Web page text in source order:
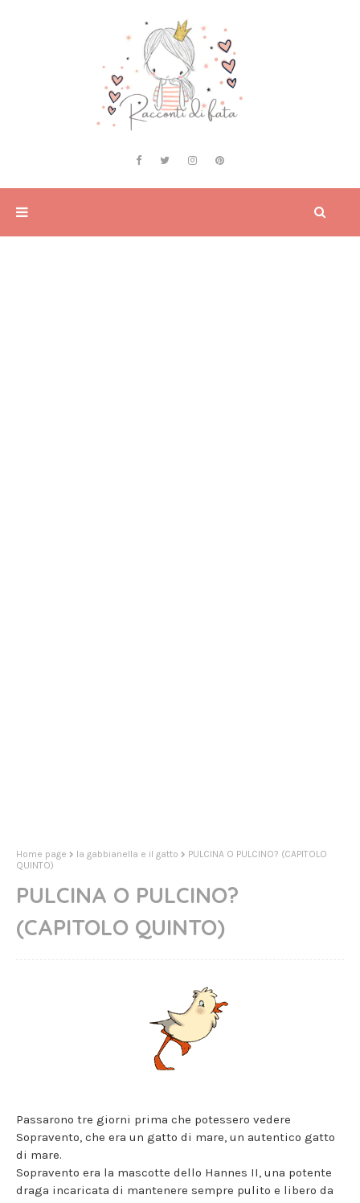
Home page la gabbianella e il gatto
PULCINA O PULCINO? (CAPITOLO
QUINTO)
PULCINA O PULCINO?
(CAPITOLO QUINTO)
Passarono tre giorni prima che potessero vedere
Sopravento, che era un gatto di mare, un autentico gatto
di mare.
Sopravento era la mascotte dello Hannes II, una potente
draga incaricata di mantenere sempre pulito e libero da